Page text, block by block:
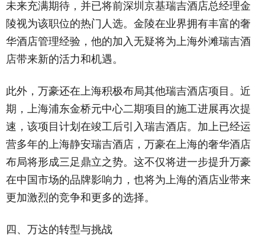
未来充满期待，并已将前深圳京基瑞吉酒店总经理金
陵视为该职位的热门人选。金陵在业界拥有丰富的奢
华酒店管理经验，他的加入无疑将为上海外滩瑞吉酒
店带来新的活力和机遇。
此外，万豪还在上海积极布局其他瑞吉酒店项目。近
期，上海浦东金桥元中心二期项目的施工进展再次提
速，该项目计划在竣工后引入瑞吉酒店。加上已经运
营多年的上海静安瑞吉酒店，万豪在上海的奢华酒店
布局将形成三足鼎立之势。这不仅将进一步提升万豪
在中国市场的品牌影响力，也将为上海的酒店业带来
更加激烈的竞争和更多的选择。
四、万达的转型与挑战